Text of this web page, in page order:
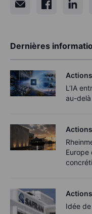
Dernières
Actions
L’IA
au-
Actions
Europe
Actions
Idée